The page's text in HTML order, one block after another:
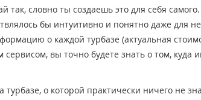
словно ты создаешь это для себя
бы интуитивно и понятно даже для
о каждой турбазе (актуальная
вы точно будете знать о том, куда
о которой практически ничего не